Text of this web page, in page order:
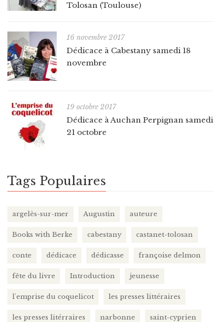
Tolosan (Toulouse)
16 novembre 2017
Dédicace à Cabestany samedi 18
novembre
19 octobre 2017
Dédicace à Auchan Perpignan samedi
21 octobre
Tags Populaires
argelès-sur-mer Augustin auteure
Books with Berke cabestany castanet-tolosan
conte dédicace dédicasse françoise delmon
fête du livre Introduction jeunesse
l'emprise du coquelicot les presses littéraires
les presses litérraires narbonne saint-cyprien